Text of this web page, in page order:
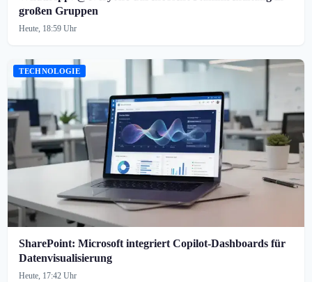
großen Gruppen
Heute, 18:59 Uhr
TECHNOLOGIE
SharePoint: Microsoft integriert Copilot-Dashboards für
Datenvisualisierung
Heute, 17:42 Uhr